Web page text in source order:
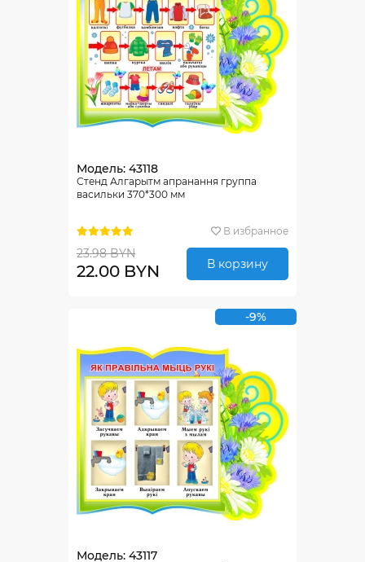
Модель: 43118
Стенд Алгарытм апранання группа
васильки 370*300 мм
В избранное
23.98 BYN
22.00 BYN В корзину
-9%
Модель: 43117